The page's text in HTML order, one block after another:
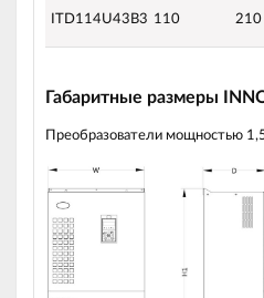
ITD114U43B3 110 210
Габаритные размеры
Преобразователи мощностью